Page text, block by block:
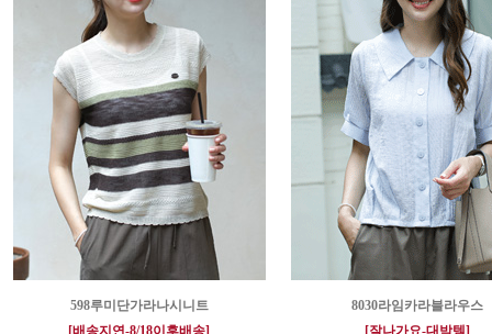
598루미단가라나시니트
[배송지연-8/18이후배송]
8030라임카라블라우스
[잘나가요-대박템]